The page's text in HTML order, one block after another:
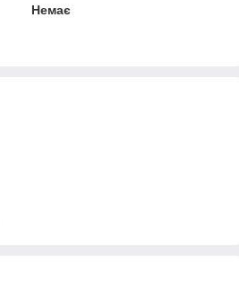
Немає